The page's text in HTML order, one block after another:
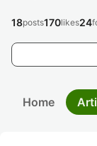
18posts170likes24
Home